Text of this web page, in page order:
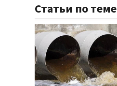
Статьи по теме